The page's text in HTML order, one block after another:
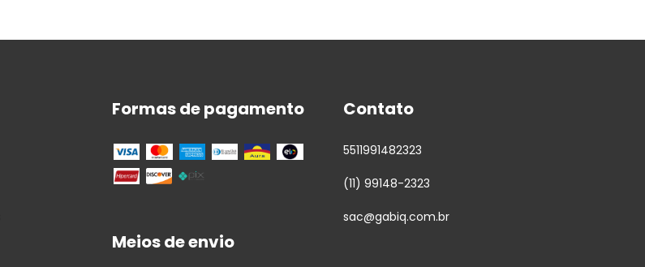
Formas de pagamento
Meios de envio
Contato
5511991482323
(11) 99148-2323
sac@gabiq.com.br